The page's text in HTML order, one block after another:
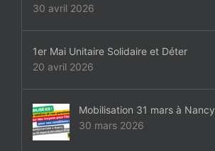
30 avril 2026
1er Mai Unitaire Solidaire et Déter
20 avril 2026
Mobilisation 31 mars à Nancy
30 mars 2026